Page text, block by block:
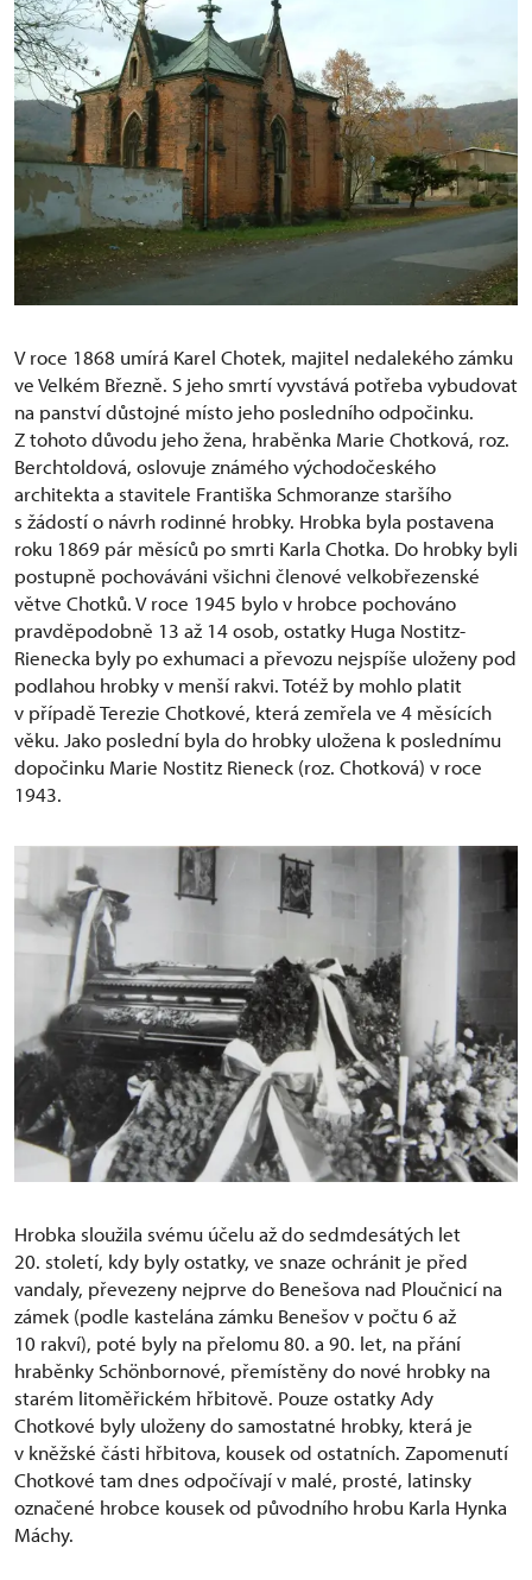
V roce 1868 umírá Karel Chotek, majitel nedalekého zámku
ve Velkém Březně. S jeho smrtí vyvstává potřeba vybudovat
na panství důstojné místo jeho posledního odpočinku.
Z tohoto důvodu jeho žena, hraběnka Marie Chotková, roz.
Berchtoldová, oslovuje známého východočeského
architekta a stavitele Františka Schmoranze staršího
s žádostí o návrh rodinné hrobky. Hrobka byla postavena
roku 1869 pár měsíců po smrti Karla Chotka. Do hrobky byli
postupně pochováváni všichni členové velkobřezenské
větve Chotků. V roce 1945 bylo v hrobce pochováno
pravděpodobně 13 až 14 osob, ostatky Huga Nostitz-
Rienecka byly po exhumaci a převozu nejspíše uloženy pod
podlahou hrobky v menší rakvi. Totéž by mohlo platit
v případě Terezie Chotkové, která zemřela ve 4 měsících
věku. Jako poslední byla do hrobky uložena k poslednímu
dopočinku Marie Nostitz Rieneck (roz. Chotková) v roce
1943.
Hrobka sloužila svému účelu až do sedmdesátých let
20. století, kdy byly ostatky, ve snaze ochránit je před
vandaly, převezeny nejprve do Benešova nad Ploučnicí na
zámek (podle kastelána zámku Benešov v počtu 6 až
10 rakví), poté byly na přelomu 80. a 90. let, na přání
hraběnky Schönbornové, přemístěny do nové hrobky na
starém litoměřickém hřbitově. Pouze ostatky Ady
Chotkové byly uloženy do samostatné hrobky, která je
v kněžské části hřbitova, kousek od ostatních. Zapomenutí
Chotkové tam dnes odpočívají v malé, prosté, latinsky
označené hrobce kousek od původního hrobu Karla Hynka
Máchy.